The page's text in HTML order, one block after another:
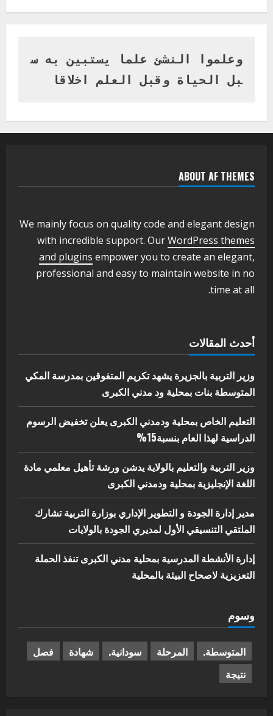
بنات بمحلية ود مدني الكبرى
أغسطس 3, 2026
يعلن تخفيض الرسوم الدراسية لهذا العام
بنسبة15%
3
وزير التربية والتعليم بالولاية يدشن ورشة
أغسطس 3, 2026
اخر الاخبار الاخبار
مدير إدارة الجودة و التطوير الإداري
بوزارة التربية تشارك الملتقي التنسيقي
5
البيئة بالمحلية
يوليو 29, 2026
وعلموا النشئ علما يستبين به س
بل الحياة وقبل العلم اخلاقا
ABOUT AF THEMES
We mainly focus on quality code and elegant design
with incredible support. OurWordPress themes
and plugins empower you to create an elegant,
professional and easy to maintain website in no
time at all.
أحدث المقالات
وزير التربية بالجزيرة يشهد تكريم المتفوقين بمدرسة المكي
المتوسطة بنات بمحلية ود مدني الكبرى
التعليم الخاص بمحلية ودمدني الكبرى يعلن تخفيض الرسوم
الدراسية لهذا العام بنسبة15%
وزير التربية والتعليم بالولاية يدشن ورشة تأهيل معلمي مادة
اللغة الإنجليزية بمحلية ودمدني الكبرى
مدير إدارة الجودة و التطوير الإداري بوزارة التربية تشارك
الملتقي التنسيقي الأول لمديري الجودة بالولايات
إدارة الأنشطة المدرسية بمحلية مدني الكبرى تنفذ الحملة
التعزيزية لاصحاح البيئة بالمحلية
وسوم
المتوسطة. المرحلة سودانية. شهادة
فصل
نتيجة